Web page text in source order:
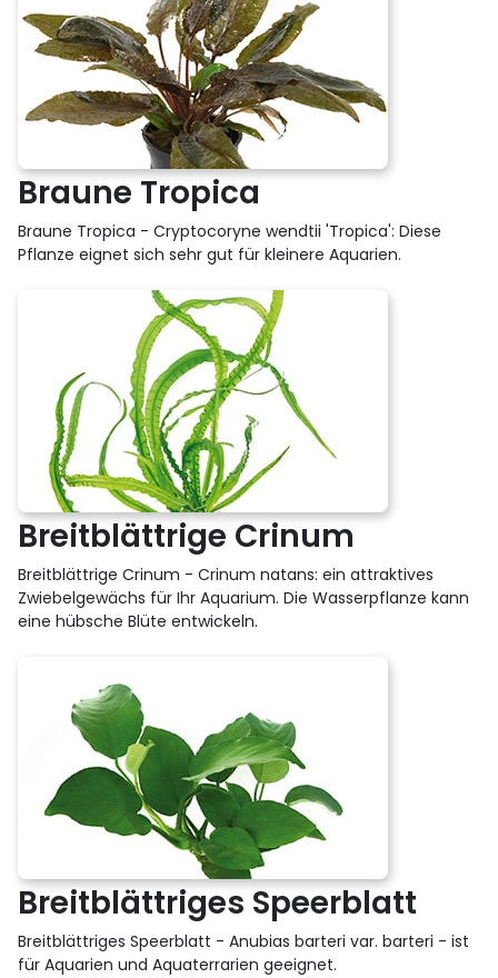
Braune Tropica
Braune Tropica - Cryptocoryne wendtii 'Tropica': Diese
Pflanze eignet sich sehr gut für kleinere Aquarien.
Breitblättrige Crinum
Breitblättrige Crinum - Crinum natans: ein attraktives
Zwiebelgewächs für Ihr Aquarium. Die Wasserpflanze kann
eine hübsche Blüte entwickeln.
Breitblättriges Speerblatt
Breitblättriges Speerblatt - Anubias barteri var. barteri - ist
für Aquarien und Aquaterrarien geeignet.